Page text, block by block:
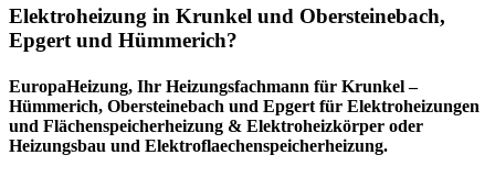
Elektroheizung in Krunkel und Obersteinebach,
Epgert und Hümmerich?
EuropaHeizung, Ihr Heizungsfachmann für Krunkel –
Hümmerich, Obersteinebach und Epgert für Elektroheizungen
und Flächenspeicherheizung & Elektroheizkörper oder
Heizungsbau und Elektroflaechenspeicherheizung.